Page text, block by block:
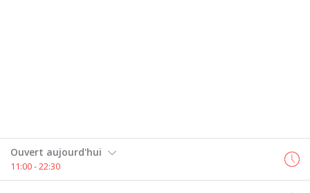
Ouvert aujourd'hui
11:00 - 22:30